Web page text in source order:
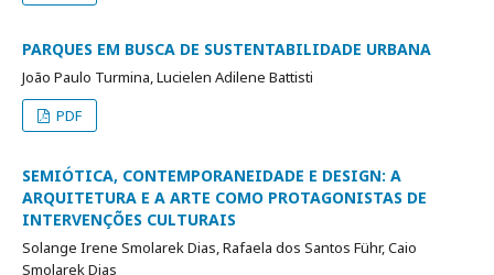
PARQUES EM BUSCA DE SUSTENTABILIDADE URBANA
João Paulo Turmina, Lucielen Adilene Battisti
PDF
SEMIÓTICA, CONTEMPORANEIDADE E DESIGN: A
ARQUITETURA E A ARTE COMO PROTAGONISTAS DE
INTERVENÇÕES CULTURAIS
Solange Irene Smolarek Dias, Rafaela dos Santos Führ, Caio
Smolarek Dias